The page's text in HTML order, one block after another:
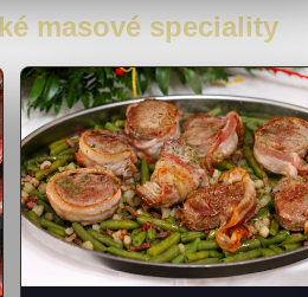
masové speciality